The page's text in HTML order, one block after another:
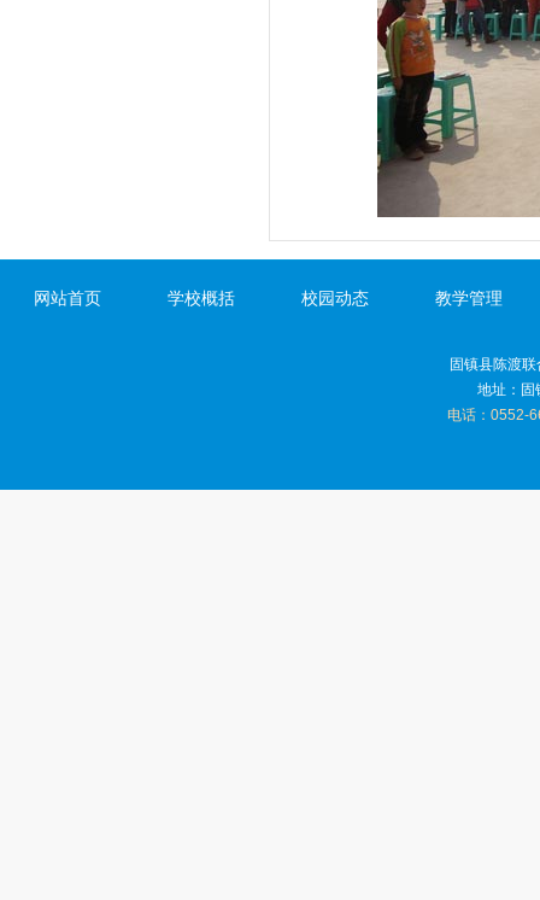
网站首页 学校概括 校园动态 教学管理
固镇县陈渡
地址：固
电话：0552-